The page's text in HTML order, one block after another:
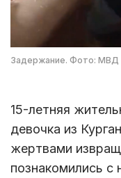
Задержание. Фото: МВД
15-летняя
девочка из
жертвами
познакомились с